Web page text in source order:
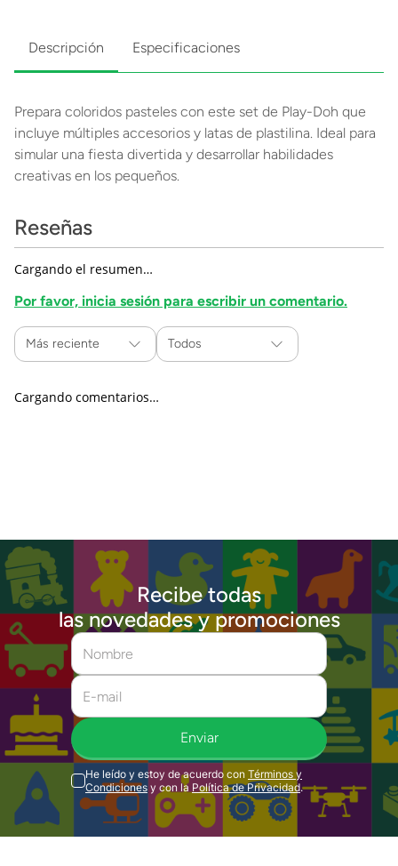
Descripción Especificaciones
Prepara coloridos pasteles con este set de Play-Doh que
incluye múltiples accesorios y latas de plastilina. Ideal para
simular una fiesta divertida y desarrollar habilidades
creativas en los pequeños.
Reseñas
Cargando el resumen…
Por favor, inicia sesión para escribir un comentario.
Más reciente Todos
Cargando comentarios…
Recibe todas
las novedades y promociones
Enviar
He leído y estoy de acuerdo con Términos y
Condiciones y con la Política de Privacidad.